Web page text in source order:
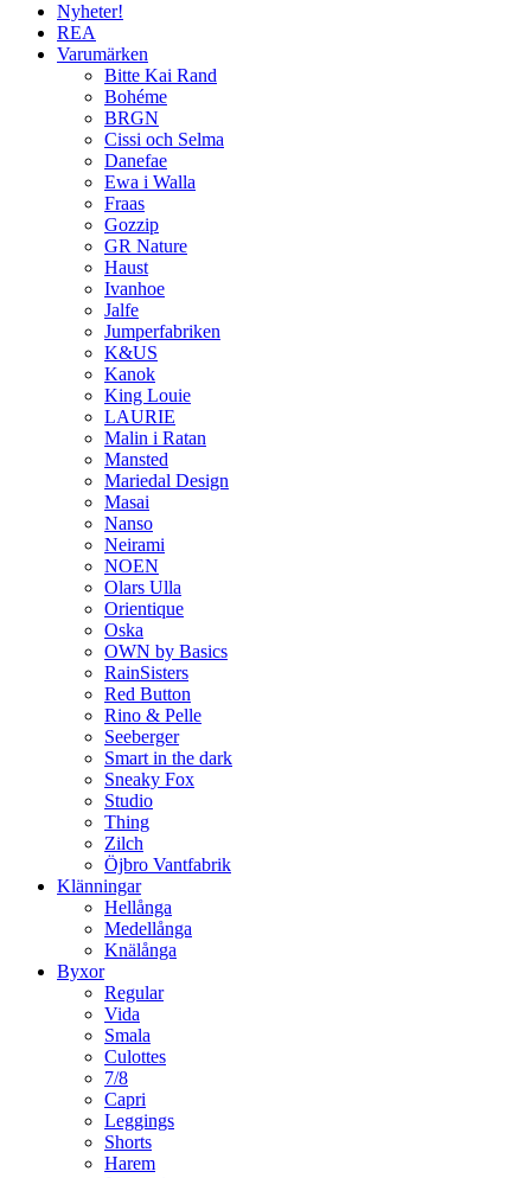
Nyheter!
REA
Varumärken
Bitte Kai Rand
Bohéme
BRGN
Cissi och Selma
Danefae
Ewa i Walla
Fraas
Gozzip
GR Nature
Haust
Ivanhoe
Jalfe
Jumperfabriken
K&US
Kanok
King Louie
LAURIE
Malin i Ratan
Mansted
Mariedal Design
Masai
Nanso
Neirami
NOEN
Olars Ulla
Orientique
Oska
OWN by Basics
RainSisters
Red Button
Rino & Pelle
Seeberger
Smart in the dark
Sneaky Fox
Studio
Thing
Zilch
Öjbro Vantfabrik
Klänningar
Hellånga
Medellånga
Knälånga
Byxor
Regular
Vida
Smala
Culottes
7/8
Capri
Leggings
Shorts
Harem